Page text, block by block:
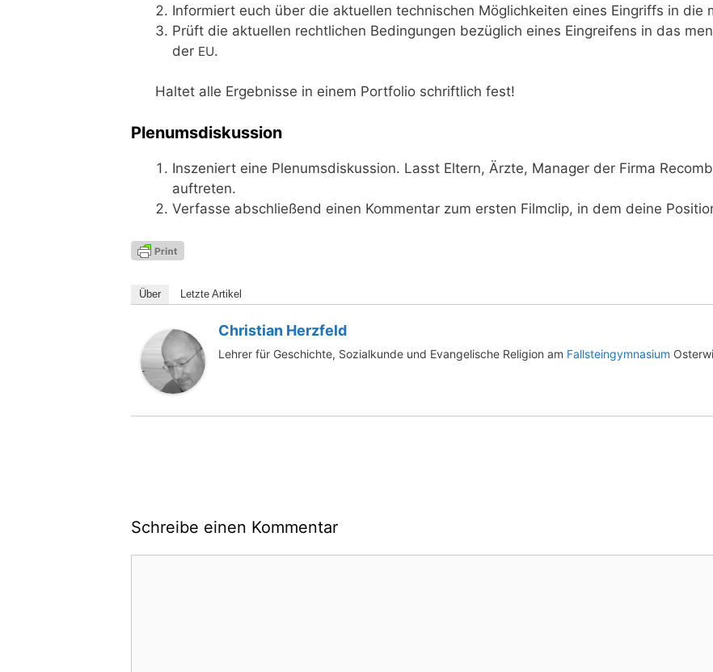
Infor­miert euch über die aktu­el­len tech­ni­schen Mög­lich­kei­ten eines Ein­griffs in die
Prüft die aktu­el­len recht­li­chen Bedin­gun­gen bezüg­lich eines Ein­grei­fens in das
der EU.
Hal­tet alle Ergeb­nis­se in einem Port­fo­lio schrift­lich fest!
Plenumsdiskussion
Insze­niert eine Ple­nums­dis­kus­si­on. Lasst Eltern, Ärz­te, Mana­ger der Fir­ma
auftreten.
Ver­fas­se abschlie­ßend einen Kom­men­tar zum ers­ten Film­clip, in dem dei­ne
Über Letz­te Artikel
Christian Herzfeld
Lehrer für Geschichte, Sozialkunde und Evangelische Religion am Fallsteingymnasium
Schreibe einen Kommentar